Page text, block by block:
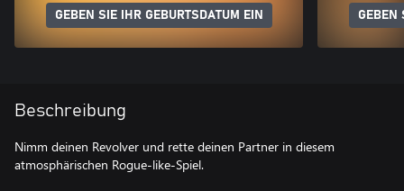
GEBEN SIE IHR GEBURTSDATUM EIN GEBEN
Beschreibung
Nimm deinen Revolver und rette deinen Partner in diesem
atmosphärischen Rogue-like-Spiel.